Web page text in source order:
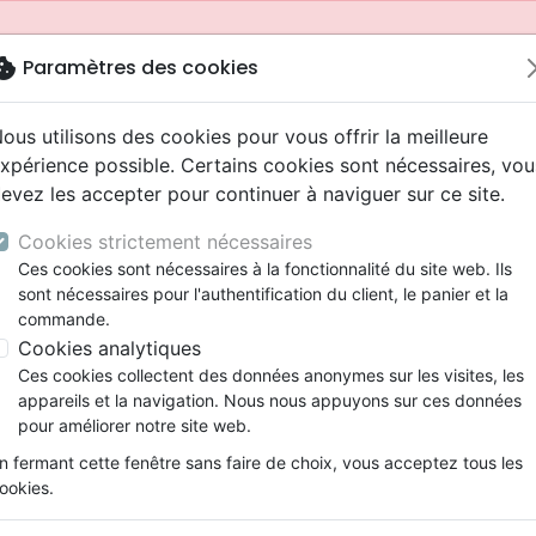
Nouveautés
Testaments
Etude biblique
Segond
Darby
Bandes dessinées
Souffrance, Relation d'aide
Ethique, société, politique
ans
Adolescents, jeunes
Latino, Folk
Soul
Rap, Hip-hop
Louange, Adoration
Pop, Rock
animés
conférences
Films, fiction
Jeux
Papeterie
depuis votre pays (United States).
spirituelle Chemin de la liberté (Le)
Paramètres des cookies
utilisons des cookies pour vous offrir la meilleure
possible. Certains cookies sont nécessaires,
les accepter pour continuer à naviguer sur ce site.
Cookies strictement nécessaires
Ces cookies sont nécessaires à la fonctionnalité du site web. Ils
sont nécessaires pour l'authentification du client, le panier et la
commande.
Cookies analytiques
Ces cookies collectent des données anonymes sur les visites, les
appareils et la navigation. Nous nous appuyons sur ces données
pour améliorer notre site web.
fermant cette fenêtre sans faire de choix, vous acceptez tous les